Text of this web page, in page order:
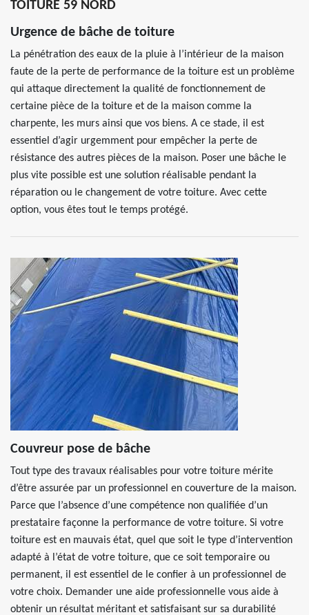
TOITURE 59 NORD
Urgence de bâche de toiture
La pénétration des eaux de la pluie à l’intérieur de la maison
faute de la perte de performance de la toiture est un problème
qui attaque directement la qualité de fonctionnement de
certaine pièce de la toiture et de la maison comme la
charpente, les murs ainsi que vos biens. A ce stade, il est
essentiel d’agir urgemment pour empêcher la perte de
résistance des autres pièces de la maison. Poser une bâche le
plus vite possible est une solution réalisable pendant la
réparation ou le changement de votre toiture. Avec cette
option, vous êtes tout le temps protégé.
Couvreur pose de bâche
Tout type des travaux réalisables pour votre toiture mérite
d’être assurée par un professionnel en couverture de la maison.
Parce que l’absence d’une compétence non qualifiée d’un
prestataire façonne la performance de votre toiture. Si votre
toiture est en mauvais état, quel que soit le type d’intervention
adapté à l’état de votre toiture, que ce soit temporaire ou
permanent, il est essentiel de le confier à un professionnel de
votre choix. Demander une aide professionnelle vous aide à
obtenir un résultat méritant et satisfaisant sur sa durabilité